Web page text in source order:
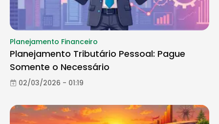
Planejamento Financeiro
Planejamento Tributário Pessoal: Pague
Somente o Necessário
02/03/2026 - 01:19